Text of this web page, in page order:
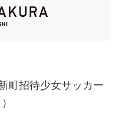
町招待少女サッカー